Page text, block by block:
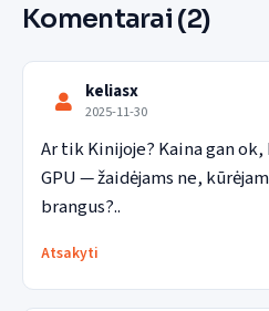
Komentarai (2)
keliasx
2025-11-30
Ar tik Kinijoje? Kaina gan
GPU — žaidėjams ne,
brangus?..
Atsakyti